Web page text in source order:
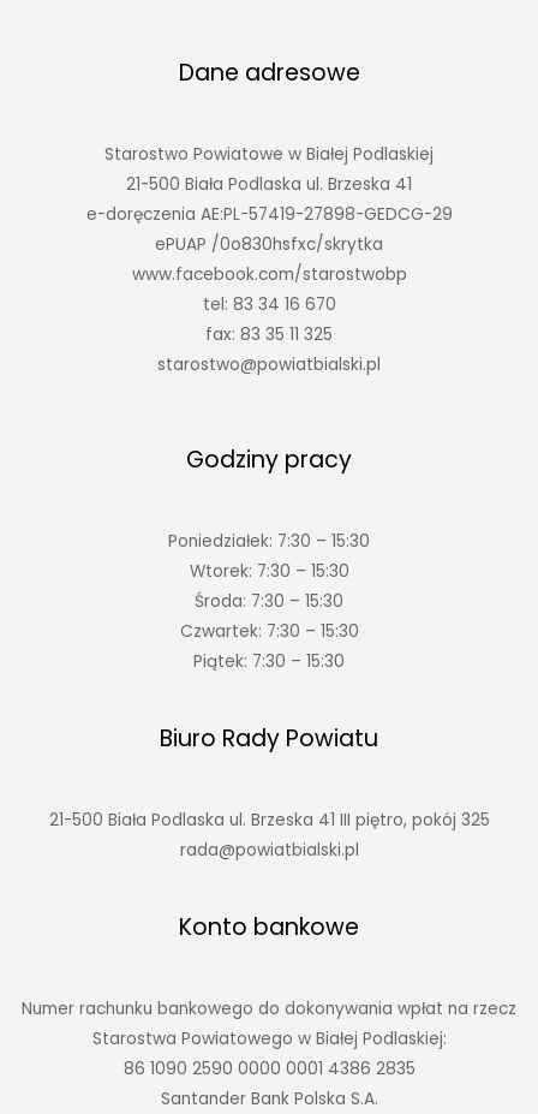
Dane adresowe
Starostwo Powiatowe w Białej Podlaskiej
21-500 Biała Podlaska ul. Brzeska 41
e-doręczenia AE:PL-57419-27898-GEDCG-29
ePUAP /0o830hsfxc/skrytka
www.facebook.com/starostwobp
tel: 83 34 16 670
fax: 83 35 11 325
starostwo@powiatbialski.pl
Godziny pracy
Poniedziałek: 7:30 – 15:30
Wtorek: 7:30 – 15:30
Środa: 7:30 – 15:30
Czwartek: 7:30 – 15:30
Piątek: 7:30 – 15:30
Biuro Rady Powiatu
21-500 Biała Podlaska ul. Brzeska 41 III piętro, pokój 325
rada@powiatbialski.pl
Konto bankowe
Numer rachunku bankowego do dokonywania wpłat na rzecz
Starostwa Powiatowego w Białej Podlaskiej:
86 1090 2590 0000 0001 4386 2835
Santander Bank Polska S.A.